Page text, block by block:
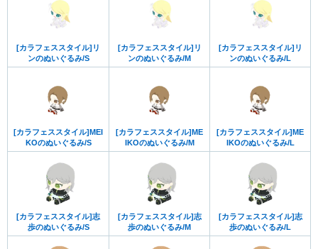
[カラフェススタイル]リ
ンのぬいぐるみ/S
[カラフェススタイル]リ
ンのぬいぐるみ/M
[カラフェススタイル]リ
ンのぬいぐるみ/L
[カラフェススタイル]MEI
KOのぬいぐるみ/S
[カラフェススタイル]ME
IKOのぬいぐるみ/M
[カラフェススタイル]ME
IKOのぬいぐるみ/L
[カラフェススタイル]志
歩のぬいぐるみ/S
[カラフェススタイル]志
歩のぬいぐるみ/M
[カラフェススタイル]志
歩のぬいぐるみ/L